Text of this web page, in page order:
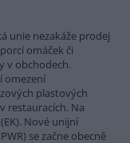
unie nezakáže prodej
omáček či
v obchodech.
omezení
plastových
restauracích. Na
Nové unijní
se začne obecně